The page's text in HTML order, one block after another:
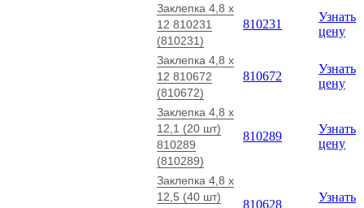
Заклепка 4,8 x
12 810231
(810231)
810231
Узнать
цену
Заклепка 4,8 x
12 810672
(810672)
810672
Узнать
цену
Заклепка 4,8 x
12,1 (20 шт)
810289
(810289)
810289
Узнать
цену
Заклепка 4,8 x
12,5 (40 шт)
810628
Узнать